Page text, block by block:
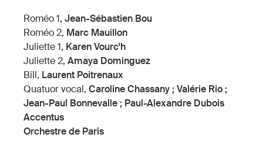
Roméo 1, Jean-Sébastien Bou
Roméo 2, Marc Mauillon
Juliette 1, Karen Vourc'h
Juliette 2, Amaya Dominguez
Bill, Laurent Poitrenaux
Quatuor vocal, Caroline Chassany ; Valérie Rio ;
Jean-Paul Bonnevalle ; Paul-Alexandre Dubois
Accentus
Orchestre de Paris